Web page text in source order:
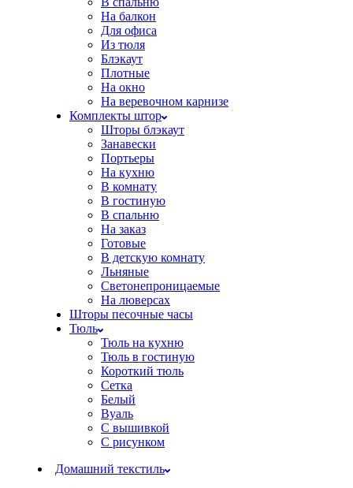
На балкон
Для офиса
Из тюля
Блэкаут
Плотные
На окно
На веревочном карнизе
Комплекты штор
Шторы блэкаут
Занавески
Портьеры
На кухню
В комнату
В гостиную
В спальню
На заказ
Готовые
В детскую комнату
Льняные
Светонепроницаемые
На люверсах
Шторы песочные часы
Тюль
Тюль на кухню
Тюль в гостиную
Короткий тюль
Сетка
Белый
Вуаль
С вышивкой
С рисунком
Домашний текстиль